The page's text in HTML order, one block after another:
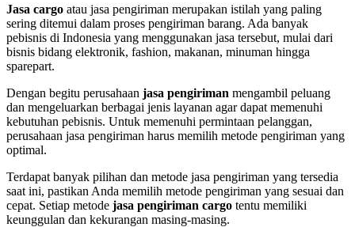
Jasa cargo atau jasa pengiriman merupakan istilah yang paling
sering ditemui dalam proses pengiriman barang. Ada banyak
pebisnis di Indonesia yang menggunakan jasa tersebut, mulai dari
bisnis bidang elektronik, fashion, makanan, minuman hingga
sparepart.
Dengan begitu perusahaan jasa pengiriman mengambil peluang
dan mengeluarkan berbagai jenis layanan agar dapat memenuhi
kebutuhan pebisnis. Untuk memenuhi permintaan pelanggan,
perusahaan jasa pengiriman harus memilih metode pengiriman yang
optimal.
Terdapat banyak pilihan dan metode jasa pengiriman yang tersedia
saat ini, pastikan Anda memilih metode pengiriman yang sesuai dan
cepat. Setiap metode jasa pengiriman cargo tentu memiliki
keunggulan dan kekurangan masing-masing.